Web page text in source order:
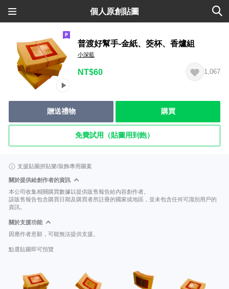
個人原創貼圖
普渡好幫手-金紙、筊杯、香爐組
小深藍
NT$60 1,067
贈送禮物 購買
免費試用（貼圖用到飽）
支援貼圖拼貼樂/裝飾專用圖案
關於提供給創作者的資訊
本公司收集相關購買數據以提供販售報告給內容創作者。
該販售報告包含購買日期及購買者所註冊的國家或地區，並未包含任何可識別用戶的
資訊。
關於支援功能
因應作者意願，可能無法提供支援。
點選貼圖即可預覽